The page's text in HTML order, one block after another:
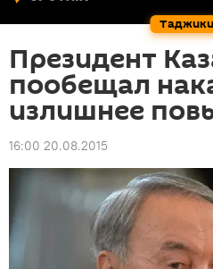
Президент
пообещал
излишнее
16:00 20.08.2015